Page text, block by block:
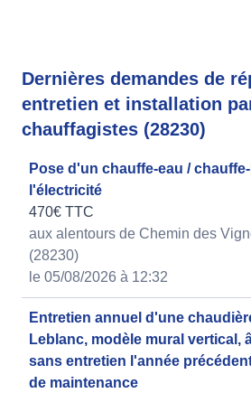
Dernières demandes de
entretien et installation
chauffagistes (28230)
Pose d'un chauffe-eau /
l'électricité
470€ TTC
aux alentours de Chemin des
(28230)
le 05/08/2026 à 12:32
Entretien annuel d'une
Leblanc, modèle mural vertical,
sans entretien l'année
de maintenance